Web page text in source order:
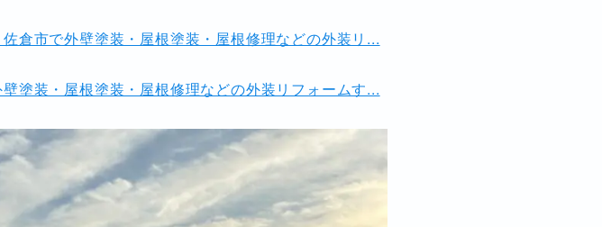
倉市で外壁塗装・屋根塗装・屋根修理などの外装リ...
塗装・屋根塗装・屋根修理などの外装リフォームす...